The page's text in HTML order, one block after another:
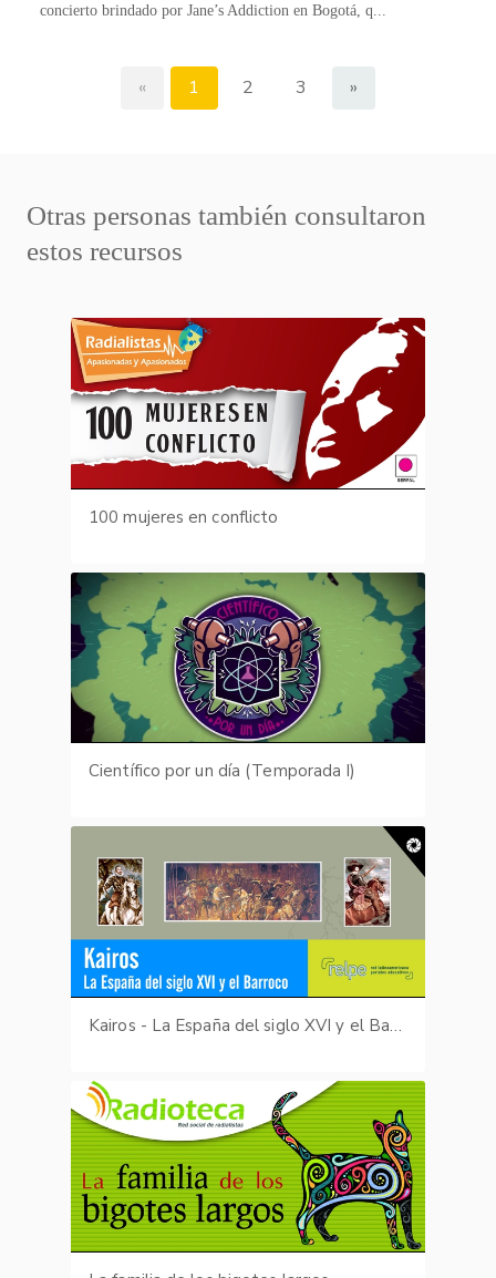
concierto brindado por Jane’s Addiction en Bogotá, q...
« 1 2 3 »
Otras personas también consultaron
estos recursos
100 mujeres en conflicto
Científico por un día (Temporada I)
Kairos - La España del siglo XVI y el Barroco